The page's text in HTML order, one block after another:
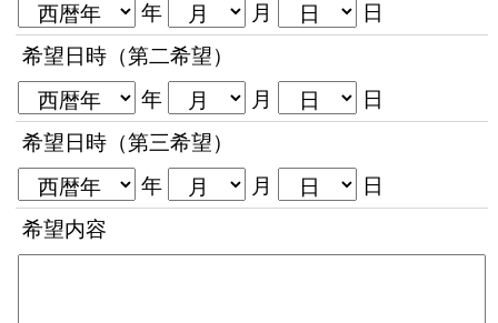
年 月
日
希望日時（第二希望）
年
月
日
希望日時（第三希望）
年
月
日
希望内容